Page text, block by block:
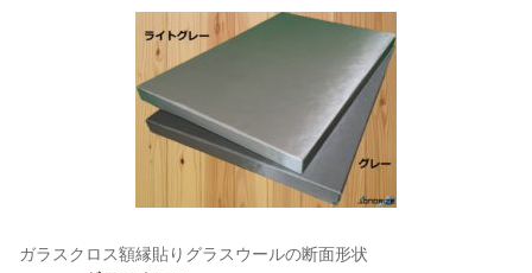
ガラスクロス額縁貼りグラスウールの断面形状